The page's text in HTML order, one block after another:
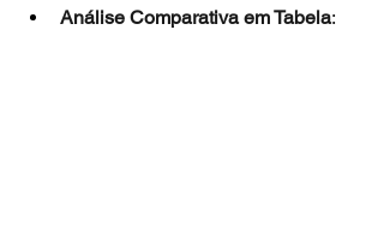
Análise Comparativa em Tabela: